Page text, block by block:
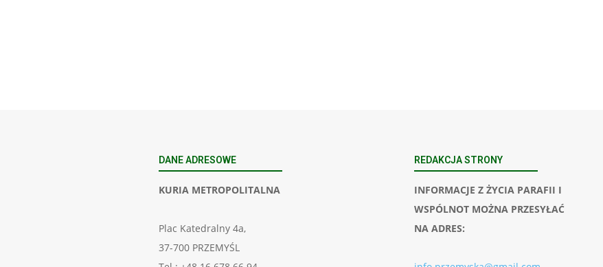
DANE ADRESOWE
KURIA METROPOLITALNA
Plac Katedralny 4a,
37-700 PRZEMYŚL
REDAKCJA STRONY
INFORMACJE Z ŻYCIA PARAFII I
WSPÓLNOT MOŻNA PRZESYŁAĆ
NA ADRES: